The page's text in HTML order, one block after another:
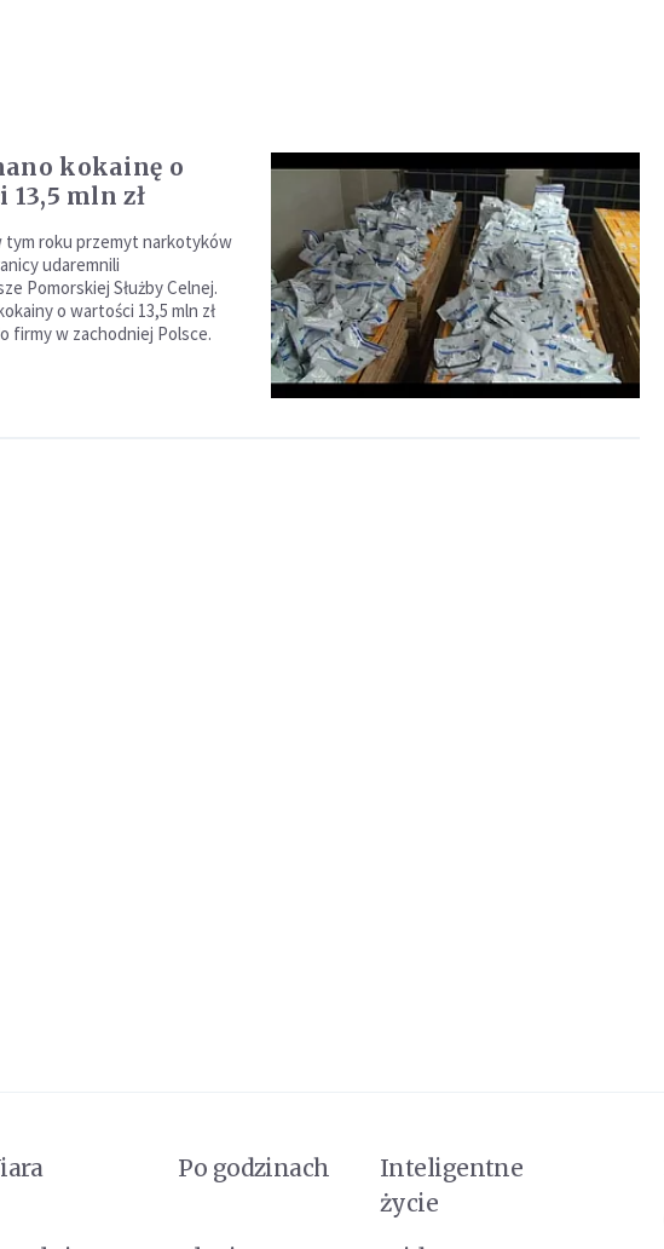
kokainę o
13,5 mln zł
tym roku przemyt narkotyków
udaremnili
Pomorskiej Służby Celnej.
o wartości 13,5 mln zł
firmy w zachodniej Polsce.
Po godzinach
Inteligentne
życie